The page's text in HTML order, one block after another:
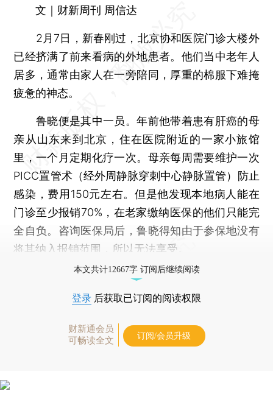
文｜财新周刊 周信达
2月7日，新春刚过，北京协和医院门诊大楼外
已经挤满了前来看病的外地患者。他们当中老年人
居多，通常由家人在一旁陪同，厚重的棉服下难掩
疲惫的神态。
鲁晓便是其中一员。年前他带着患有肝癌的母
亲从山东来到北京，住在医院附近的一家小旅馆
里，一个月定期化疗一次。母亲每周需要维护一次
PICC置管术（经外周静脉穿刺中心静脉置管）防止
感染，费用150元左右。但是他发现本地病人能在
门诊至少报销70%，在老家缴纳医保的他们只能完
全自负。咨询医保局后，鲁晓得知由于参保地没有
将其纳入报销范围，所以无法享受。
本文共计12667字 订阅后继续阅读
登录 后获取已订阅的阅读权限
财新通会员
可畅读全文
订阅/会员升级